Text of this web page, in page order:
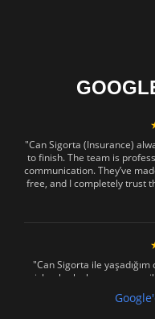
"Can Sigorta (Insurance)
to finish. The team is
communication. They’ve
free, and I completely trust
"Can Sigorta ile
işlemler hızlı ve sorunsuz
zorlanmadım.
sağladılar, her soruma